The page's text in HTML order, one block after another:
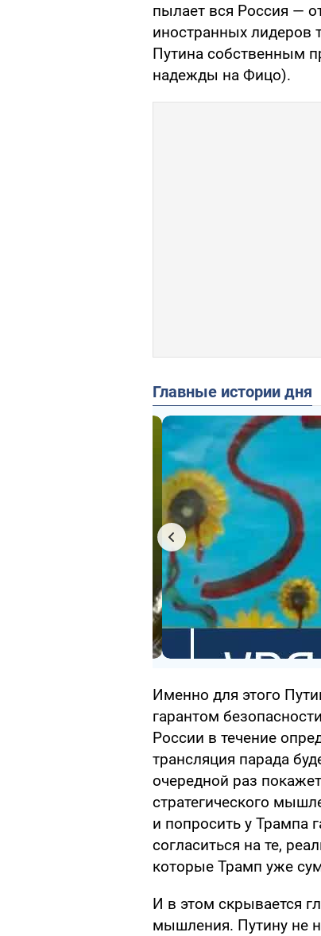
пылает вся Россия —
иностранных лидеров
Путина собственным
надежды на Фицо).
Главные истории дня
Именно для этого
гарантом
России в течение
трансляция парада
очередной раз
стратегического
и попросить у Трампа
согласиться на те,
которые Трамп уже
И в этом скрывается
мышления. Путину не